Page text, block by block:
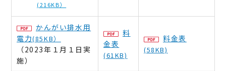
(216KB）
かんがい排水用
電力(85KB）
（2023年１月１日実
施）
料
金表
(61KB)
料金表
(58KB)